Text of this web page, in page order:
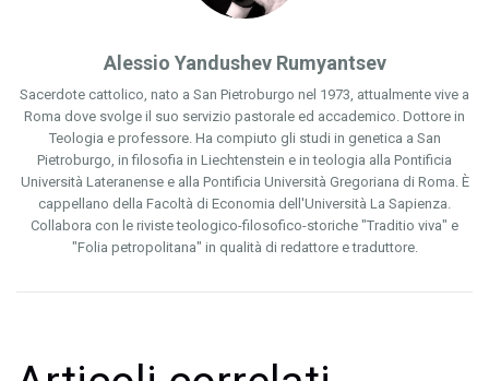
Alessio Yandushev Rumyantsev
Sacerdote cattolico, nato a San Pietroburgo nel 1973, attualmente vive a
Roma dove svolge il suo servizio pastorale ed accademico. Dottore in
Teologia e professore. Ha compiuto gli studi in genetica a San
Pietroburgo, in filosofia in Liechtenstein e in teologia alla Pontificia
Università Lateranense e alla Pontificia Università Gregoriana di Roma. È
cappellano della Facoltà di Economia dell'Università La Sapienza.
Collabora con le riviste teologico-filosofico-storiche "Traditio viva" e
"Folia petropolitana" in qualità di redattore e traduttore.